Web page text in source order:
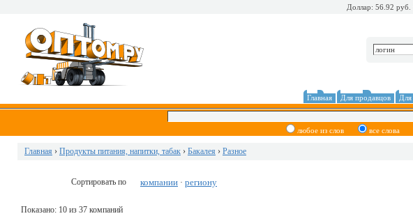
Доллар: 56.92 руб.
Главная Для продавцов Для
любое из слов все слова
Главная › Продукты питания, напитки, табак › Бакалея › Разное
Сортировать по компании · региону
Показано: 10 из 37 компаний